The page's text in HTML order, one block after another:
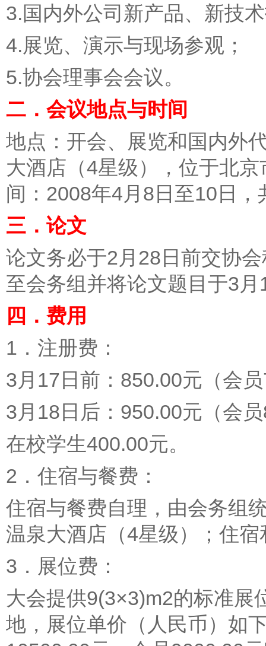
3.国内外公司新产品、新技
4.展览、演示与现场参观；
5.协会理事会会议。
二．会议地点与时间
地点：开会、展览和国内外
大酒店（4星级），位于北
间：2008年4月8日至10日
三．论文
论文务必于2月28日前交协
至会务组并将论文题目于3
四．费用
1．注册费：
3月17日前：850.00元（会
3月18日后：950.00元（会
在校学生400.00元。
2．住宿与餐费：
住宿与餐费自理，由会务组
温泉大酒店（4星级）；住
3．展位费：
大会提供9(3×3)m2的标准展
地，展位单价（人民币）如